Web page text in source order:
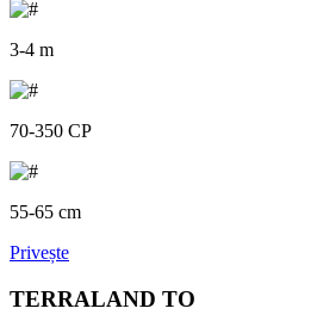
3-4 m
70-350 CP
55-65 cm
Privește
TERRALAND TO